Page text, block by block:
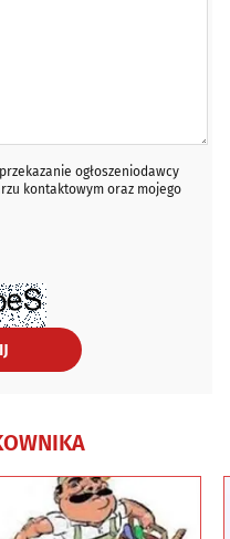
ogłoszeniodawcy
kontaktowym oraz mojego